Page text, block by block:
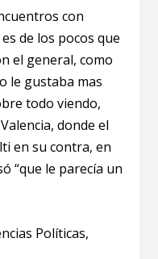
con
de los pocos que
el general, como
le gustaba mas
todo viendo,
donde el
en su contra, en
“que le parecía un
Políticas,